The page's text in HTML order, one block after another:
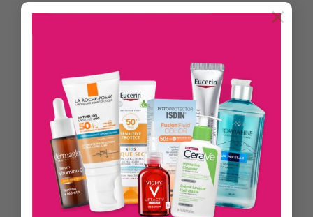
×
imperfecciones de la piel, combate los brotes y reduce la
aparición de marcas e imperfecciones. Todos los beneficios de
la protección SPF 30 con el confort de un hidratante diario.
CÓMO APLICARLO
Aplicar por la mañana por todo el rostro después de
limpiarlo con EFFACLAR GEL. Evitar el contorno de los ojos.
¿QUÉ TEXTURA TIENE?
Hidratante con textura aqua-gel ligera. No graso.
BENEFICIOS CLAVE